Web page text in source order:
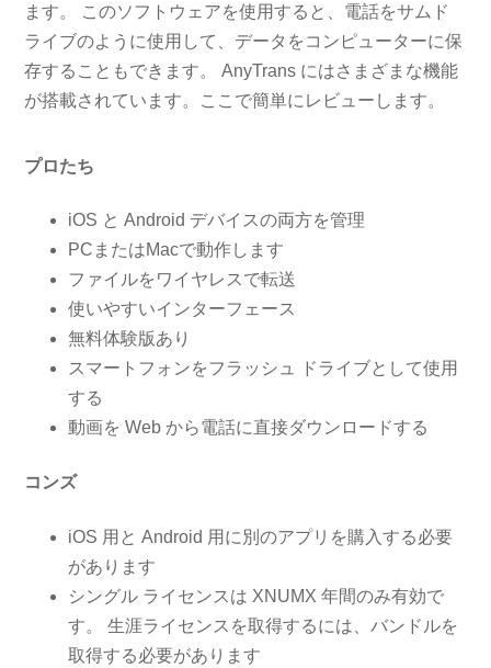
ます。 このソフトウェアを使用すると、電話をサムド
ライブのように使用して、データをコンピューターに保
存することもできます。 AnyTrans にはさまざまな機能
が搭載されています。ここで簡単にレビューします。
プロたち
iOS と Android デバイスの両方を管理
PCまたはMacで動作します
ファイルをワイヤレスで転送
使いやすいインターフェース
無料体験版あり
スマートフォンをフラッシュ ドライブとして使用
する
動画を Web から電話に直接ダウンロードする
コンズ
iOS 用と Android 用に別のアプリを購入する必要
があります
シングル ライセンスは XNUMX 年間のみ有効で
す。 生涯ライセンスを取得するには、バンドルを
取得する必要があります